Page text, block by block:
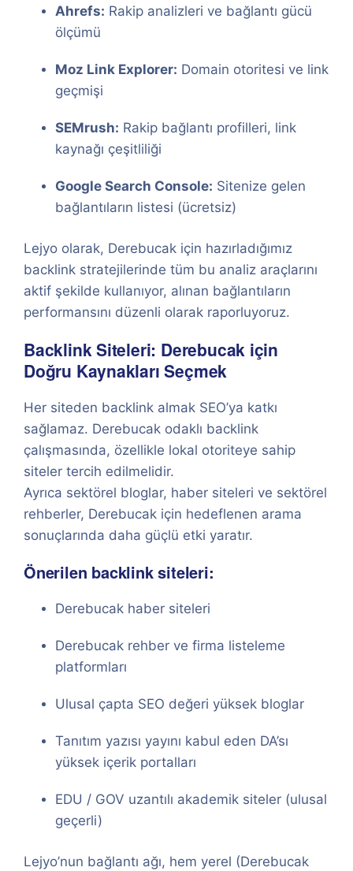
Ahrefs: Rakip analizleri ve bağlantı gücü
ölçümü
Moz Link Explorer: Domain otoritesi ve link
geçmişi
SEMrush: Rakip bağlantı profilleri, link
kaynağı çeşitliliği
Google Search Console: Sitenize gelen
bağlantıların listesi (ücretsiz)
Lejyo olarak, Derebucak için hazırladığımız
backlink stratejilerinde tüm bu analiz araçlarını
aktif şekilde kullanıyor, alınan bağlantıların
performansını düzenli olarak raporluyoruz.
Backlink Siteleri: Derebucak için
Doğru Kaynakları Seçmek
Her siteden backlink almak SEO’ya katkı
sağlamaz. Derebucak odaklı backlink
çalışmasında, özellikle lokal otoriteye sahip
siteler tercih edilmelidir.
Ayrıca sektörel bloglar, haber siteleri ve sektörel
rehberler, Derebucak için hedeflenen arama
sonuçlarında daha güçlü etki yaratır.
Önerilen backlink siteleri:
Derebucak haber siteleri
Derebucak rehber ve firma listeleme
platformları
Ulusal çapta SEO değeri yüksek bloglar
Tanıtım yazısı yayını kabul eden DA’sı
yüksek içerik portalları
EDU / GOV uzantılı akademik siteler (ulusal
geçerli)
Lejyo’nun bağlantı ağı, hem yerel (Derebucak